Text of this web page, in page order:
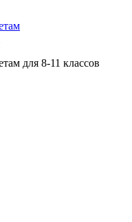
для 8-11 классов